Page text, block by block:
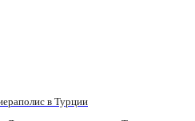
в Турции